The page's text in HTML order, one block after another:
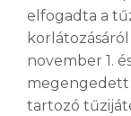
elfogadta a
november 1.
megengedett
tartozó